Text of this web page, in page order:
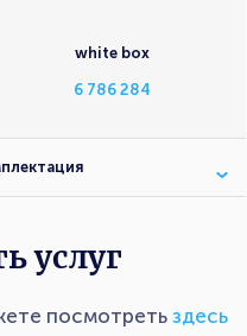
white box
6 786 284
услуг
посмотреть здесь